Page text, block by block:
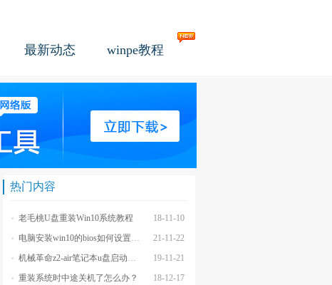
最新动态 winpe教程
热门内容
18-11-10
老毛桃U盘重装Win10系统教程
21-11-22
电脑安装win10的bios如何设置u盘图文教程
19-11-21
机械革命z2-air笔记本u盘启动BIOS设置教程
18-12-17
重装系统时中途关机了怎么办？